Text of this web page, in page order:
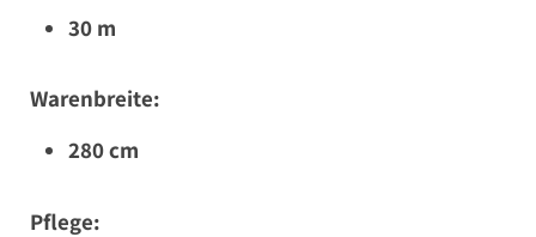
30 m
Warenbreite:
280 cm
Pflege: